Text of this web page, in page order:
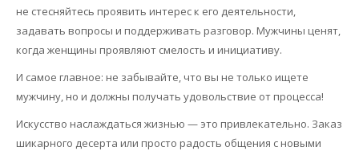
не стесняйтесь проявить интерес к его деятельности,
задавать вопросы и поддерживать разговор. Мужчины ценят,
когда женщины проявляют смелость и инициативу.
И самое главное: не забывайте, что вы не только ищете
мужчину, но и должны получать удовольствие от процесса!
Искусство наслаждаться жизнью — это привлекательно. Заказ
шикарного десерта или просто радость общения с новыми